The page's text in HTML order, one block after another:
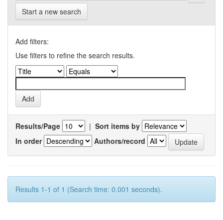
Start a new search
Add filters:
Use filters to refine the search results.
Results/Page | Sort items by
In order
Authors/record
Results 1-1 of 1 (Search time: 0.001 seconds).